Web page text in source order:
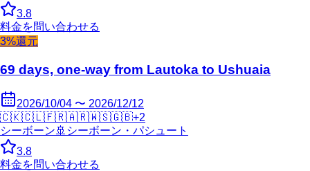
3.8
料金を問い合わせる
3%還元
69 days, one-way from Lautoka to Ushuaia
2026/10/04 〜 2026/12/12
🇨🇰🇨🇱🇫🇷🇦🇷🇼🇸🇬🇧+2
シーボーン 🚢 シーボーン・パシュート
3.8
料金を問い合わせる